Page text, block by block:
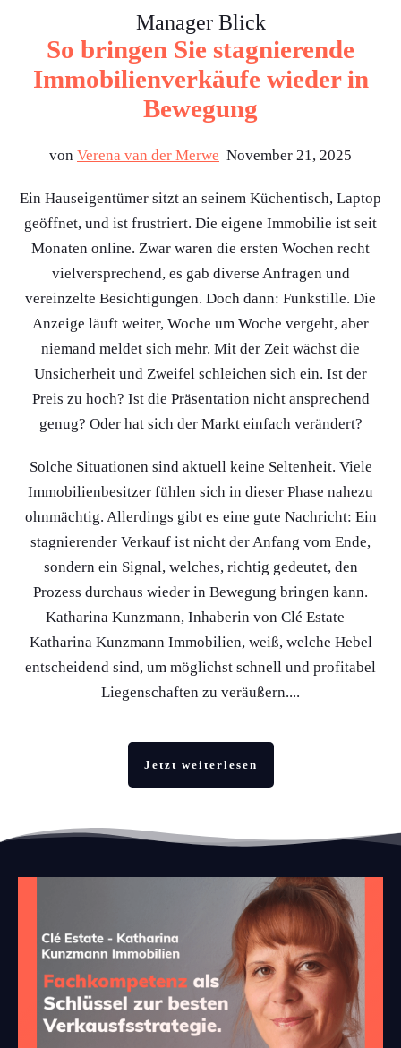
Manager Blick
So bringen Sie stagnierende
Immobilienverkäufe wieder in
Bewegung
von Verena van der Merwe November 21, 2025
Ein Hauseigentümer sitzt an seinem Küchentisch, Laptop
geöffnet, und ist frustriert. Die eigene Immobilie ist seit
Monaten online. Zwar waren die ersten Wochen recht
vielversprechend, es gab diverse Anfragen und
vereinzelte Besichtigungen. Doch dann: Funkstille. Die
Anzeige läuft weiter, Woche um Woche vergeht, aber
niemand meldet sich mehr. Mit der Zeit wächst die
Unsicherheit und Zweifel schleichen sich ein. Ist der
Preis zu hoch? Ist die Präsentation nicht ansprechend
genug? Oder hat sich der Markt einfach verändert?
Solche Situationen sind aktuell keine Seltenheit. Viele
Immobilienbesitzer fühlen sich in dieser Phase nahezu
ohnmächtig. Allerdings gibt es eine gute Nachricht: Ein
stagnierender Verkauf ist nicht der Anfang vom Ende,
sondern ein Signal, welches, richtig gedeutet, den
Prozess durchaus wieder in Bewegung bringen kann.
Katharina Kunzmann, Inhaberin von Clé Estate –
Katharina Kunzmann Immobilien, weiß, welche Hebel
entscheidend sind, um möglichst schnell und profitabel
Liegenschaften zu veräußern....
Jetzt weiterlesen